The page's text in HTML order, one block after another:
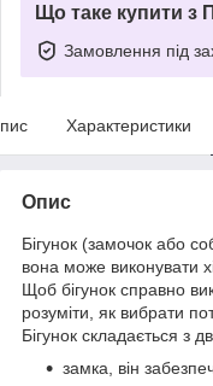
Що таке купити з
Замовлення під
Характеристики
Опис
Бігунок (замочок або
вона може виконувати
Щоб бігунок справно
розуміти, як вибрати
Бігунок складається з
замка, він